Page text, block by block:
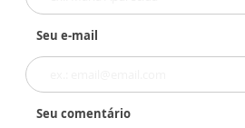
Seu e-mail
Seu comentário